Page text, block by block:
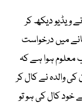
ویڈیو دیکھ کر
میں درخواست
معلوم ہوا ہے کہ
کی والدہ نے کال کر
خود کال کی ہو تو